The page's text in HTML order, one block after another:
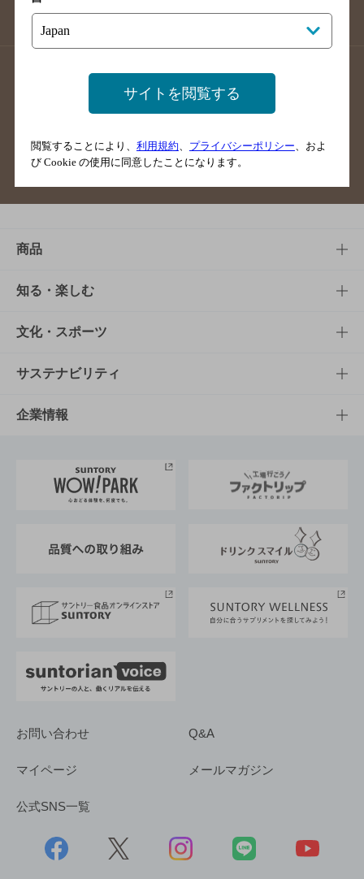
沖縄県のバー検索
店舗登録方法のご案内
店舗情報更新方法のご案内
掲載店舗様ログイン
ご意見・ご感想
商品
商品TOP
商品一覧
商品発売情報
栄養成分一覧
知る・楽しむ
知る・楽しむTOP
キャンペーン
工場見学
地域情報
文化・スポーツ
文化・スポーツTOP
サントリーホール
サントリーサンバーズ大阪
サステナビリティ
サステナビリティTOP
サントリーが考えるサステナビリティ経営
企業情報
企業概要
採用情報
お問い合わせ Q&A
マイページ メールマガジン
公式SNS一覧
サイトを閲覧する
閲覧することにより、 利用規約 プライバシーポリシー 、およ
び Cookie の使用に同意したことになります。